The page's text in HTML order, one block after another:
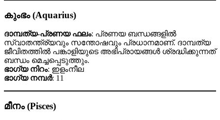
കുംഭം (Aquarius)
ദാമ്പത്യ-പ്രണയ ഫലം: പ്രണയ ബന്ധങ്ങളിൽ
സ്വാതന്ത്ര്യവും സന്തോഷവും പ്രധാനമാണ്. ദാമ്പത്യ
ജീവിതത്തിൽ പങ്കാളിയുടെ അഭിപ്രായങ്ങൾ ശ്രദ്ധിക്കുന്നത്
ബന്ധം മെച്ചപ്പെടുത്തും.
ഭാഗ്യ നിറം: ഇളംനീല
ഭാഗ്യ നമ്പർ: 11
മീനം (Pisces)